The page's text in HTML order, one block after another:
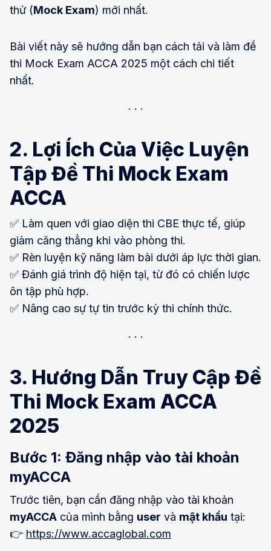
thử (Mock Exam) mới nhất.
Bài viết này sẽ hướng dẫn bạn cách tải và làm đề
thi Mock Exam ACCA 2025 một cách chi tiết
nhất.
2. Lợi Ích Của Việc Luyện
Tập Đề Thi Mock Exam
ACCA
✅ Làm quen với giao diện thi CBE thực tế, giúp
giảm căng thẳng khi vào phòng thi.
✅ Rèn luyện kỹ năng làm bài dưới áp lực thời gian.
✅ Đánh giá trình độ hiện tại, từ đó có chiến lược
ôn tập phù hợp.
✅ Nâng cao sự tự tin trước kỳ thi chính thức.
3. Hướng Dẫn Truy Cập Đề
Thi Mock Exam ACCA
2025
Bước 1: Đăng nhập vào tài khoản
myACCA
Trước tiên, bạn cần đăng nhập vào tài khoản
myACCA của mình bằng user và mật khẩu tại:
👉 https://www.accaglobal.com